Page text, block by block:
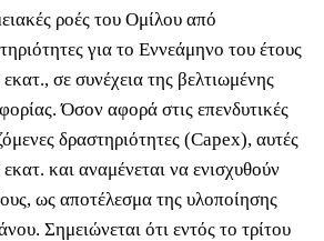
ροές του Ομίλου από
για το Εννεάμηνο του έτους
σε συνέχεια της βελτιωμένης
Όσον αφορά στις επενδυτικές
δραστηριότητες (Capex), αυτές
και αναμένεται να ενισχυθούν
ως αποτέλεσμα της υλοποίησης
Σημειώνεται ότι εντός το τρίτου